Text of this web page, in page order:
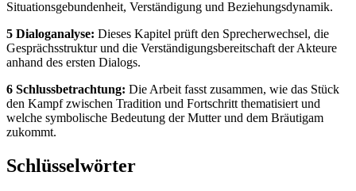
Situationsgebundenheit, Verständigung und Beziehungsdynamik.
5 Dialoganalyse: Dieses Kapitel prüft den Sprecherwechsel, die
Gesprächsstruktur und die Verständigungsbereitschaft der Akteure
anhand des ersten Dialogs.
6 Schlussbetrachtung: Die Arbeit fasst zusammen, wie das Stück
den Kampf zwischen Tradition und Fortschritt thematisiert und
welche symbolische Bedeutung der Mutter und dem Bräutigam
zukommt.
Schlüsselwörter